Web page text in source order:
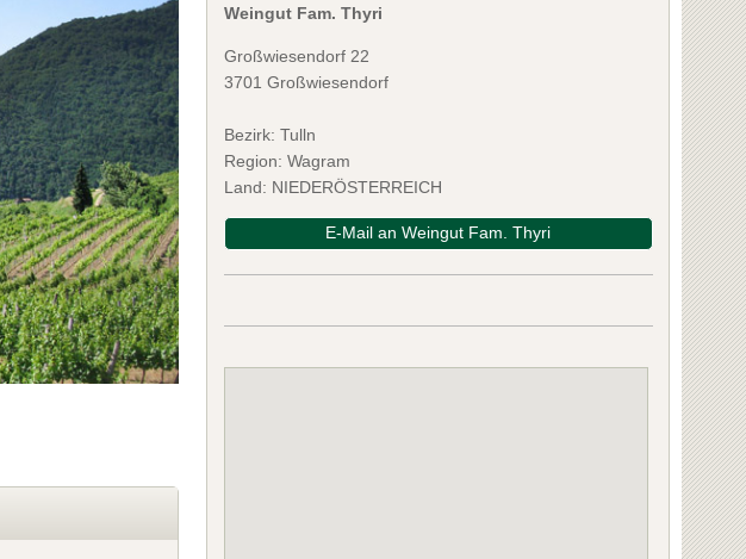
Weingut Fam. Thyri
Großwiesendorf 22
3701 Großwiesendorf
Bezirk: Tulln
Region: Wagram
Land: NIEDERÖSTERREICH
E-Mail an Weingut Fam. Thyri